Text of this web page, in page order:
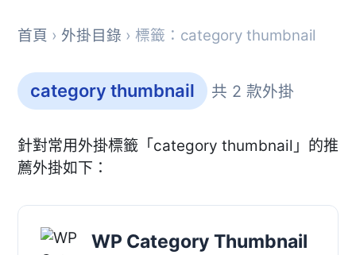
首頁 › 外掛目錄 › 標籤：category thumbnail
category thumbnail 共 2 款外掛
針對常用外掛標籤「category thumbnail」的推
薦外掛如下：
WP Category Thumbnail